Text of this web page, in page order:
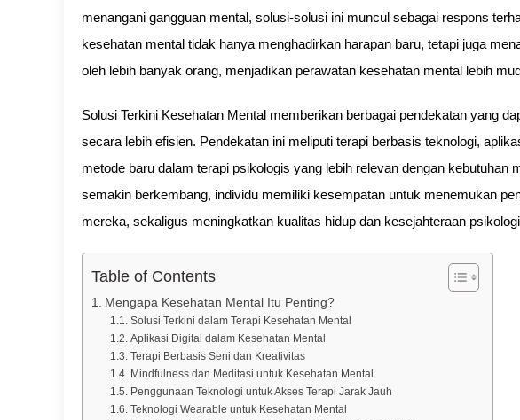
menangani gangguan mental, solusi-solusi ini muncul sebagai respons
kesehatan mental tidak hanya menghadirkan harapan baru, tetapi juga
oleh lebih banyak orang, menjadikan perawatan kesehatan mental lebih
Solusi Terkini Kesehatan Mental memberikan berbagai pendekatan yang
secara lebih efisien. Pendekatan ini meliputi terapi berbasis teknologi,
metode baru dalam terapi psikologis yang lebih relevan dengan kebutuhan
semakin berkembang, individu memiliki kesempatan untuk menemukan
mereka, sekaligus meningkatkan kualitas hidup dan kesejahteraan
Table of Contents
Mengapa Kesehatan Mental Itu Penting?
Solusi Terkini dalam Terapi Kesehatan Mental
Aplikasi Digital dalam Kesehatan Mental
Terapi Berbasis Seni dan Kreativitas
Mindfulness dan Meditasi untuk Kesehatan Mental
Penggunaan Teknologi untuk Akses Terapi Jarak Jauh
Teknologi Wearable untuk Kesehatan Mental